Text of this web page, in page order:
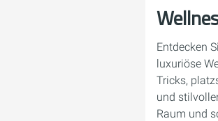
Entdecken
luxuriöse
Tricks,
und
Raum und